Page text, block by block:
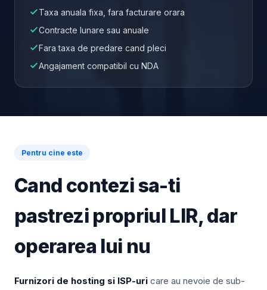
Taxa anuala fixa, fara facturare orara
Contracte lunare sau anuale
Fara taxa de predare cand pleci
Angajament compatibil cu NDA
Pentru cine este
Cand contezi sa-ti
pastrezi propriul LIR, dar
operarea lui nu
Furnizori de hosting si ISP-uri care au nevoie de sub-